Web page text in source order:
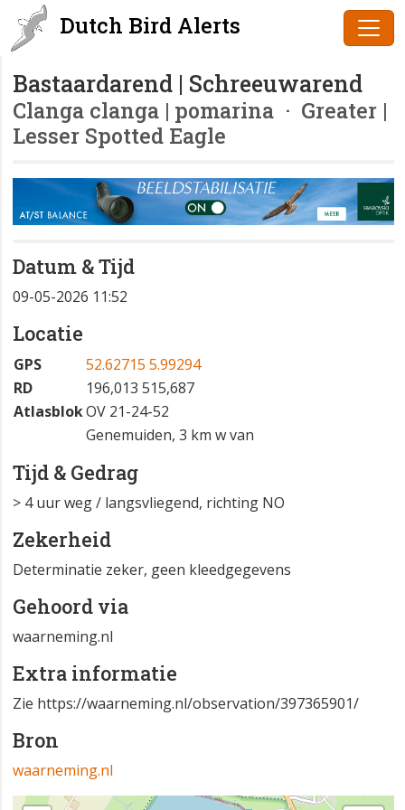
Dutch Bird Alerts
Bastaardarend | Schreeuwarend
Clanga clanga | pomarina · Greater |
Lesser Spotted Eagle
Datum & Tijd
09-05-2026 11:52
Locatie
GPS
52.62715 5.99294
RD
196,013 515,687
AtlasblokOV 21-24-52
Genemuiden, 3 km w van
Tijd & Gedrag
> 4 uur weg / langsvliegend, richting NO
Zekerheid
Determinatie zeker, geen kleedgegevens
Gehoord via
waarneming.nl
Extra informatie
Zie https://waarneming.nl/observation/397365901/
Bron
waarneming.nl